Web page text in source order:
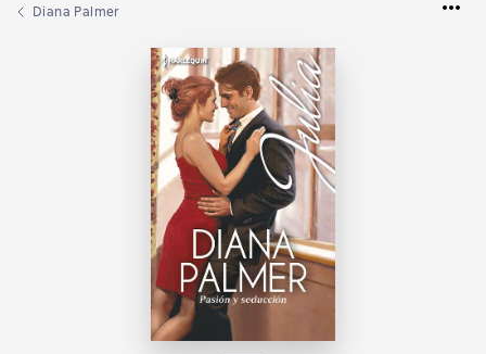
Diana Palmer